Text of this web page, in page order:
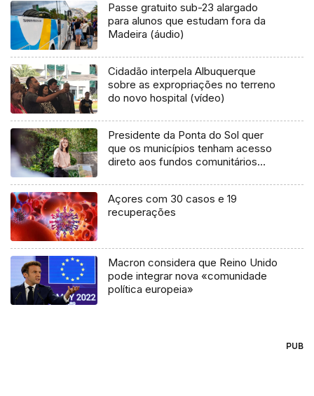
Passe gratuito sub-23 alargado
para alunos que estudam fora da
Madeira (áudio)
Cidadão interpela Albuquerque
sobre as expropriações no terreno
do novo hospital (vídeo)
Presidente da Ponta do Sol quer
que os municípios tenham acesso
direto aos fundos comunitários
Açores com 30 casos e 19
recuperações
Macron considera que Reino Unido
pode integrar nova «comunidade
política europeia»
PUB